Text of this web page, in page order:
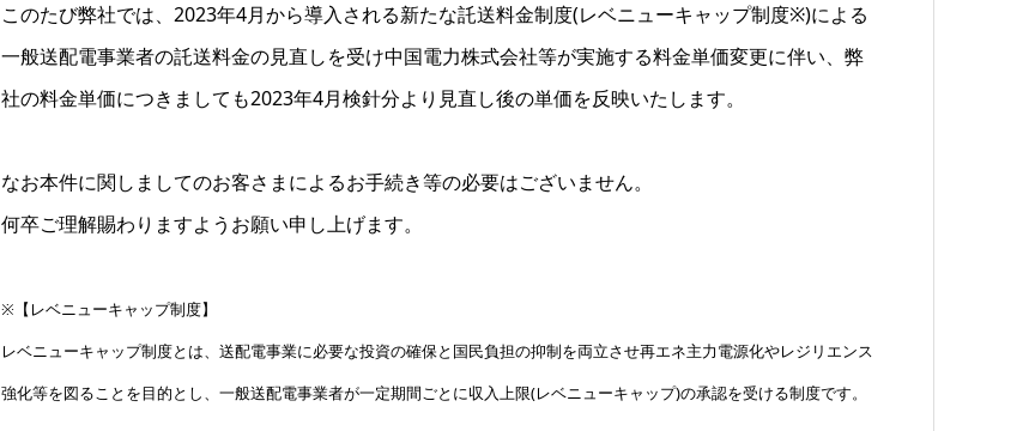
このたび弊社では、2023年4月から導入される新たな託送料金制度(レベニューキャップ制度※)による
一般送配電事業者の託送料金の見直しを受け中国電力株式会社等が実施する料金単価変更に伴い、弊
社の料金単価につきましても2023年4月検針分より見直し後の単価を反映いたします。
なお本件に関しましてのお客さまによるお手続き等の必要はございません。
何卒ご理解賜わりますようお願い申し上げます。
※【レベニューキャップ制度】
レベニューキャップ制度とは、送配電事業に必要な投資の確保と国民負担の抑制を両立させ再エネ主力電源化やレジリエンス
強化等を図ることを目的とし、一般送配電事業者が一定期間ごとに収入上限(レベニューキャップ)の承認を受ける制度です。